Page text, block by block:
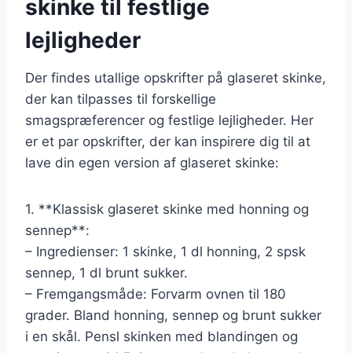
skinke til festlige
lejligheder
Der findes utallige opskrifter på glaseret skinke,
der kan tilpasses til forskellige
smagspræferencer og festlige lejligheder. Her
er et par opskrifter, der kan inspirere dig til at
lave din egen version af glaseret skinke:
1. **Klassisk glaseret skinke med honning og
sennep**:
– Ingredienser: 1 skinke, 1 dl honning, 2 spsk
sennep, 1 dl brunt sukker.
– Fremgangsmåde: Forvarm ovnen til 180
grader. Bland honning, sennep og brunt sukker
i en skål. Pensl skinken med blandingen og